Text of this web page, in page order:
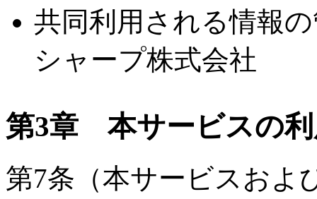
共同利用される情報
シャープ株式会社
第3章 本サービスの
第7条（本サービスおよ